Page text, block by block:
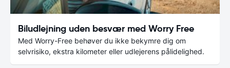
Biludlejning uden besvær med Worry Free
Med Worry-Free behøver du ikke bekymre dig om
selvrisiko, ekstra kilometer eller udlejerens pålidelighed.